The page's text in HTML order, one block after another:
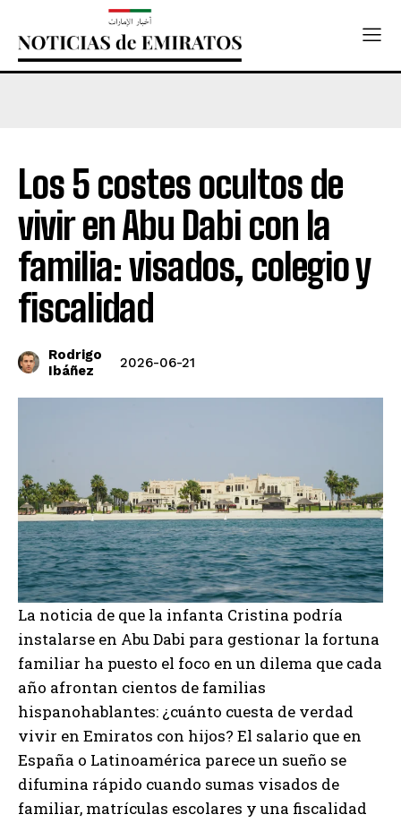
Los 5 costes ocultos de
vivir en Abu Dabi con la
familia: visados, colegio y
fiscalidad
Rodrigo
Ibáñez
2026-06-21
La noticia de que la infanta Cristina podría
instalarse en Abu Dabi para gestionar la fortuna
familiar ha puesto el foco en un dilema que cada
año afrontan cientos de familias
hispanohablantes: ¿cuánto cuesta de verdad
vivir en Emiratos con hijos? El salario que en
España o Latinoamérica parece un sueño se
difumina rápido cuando sumas visados de
familiar, matrículas escolares y una fiscalidad